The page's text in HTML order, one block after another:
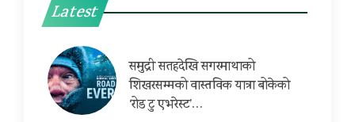
Latest
समुद्री सतहदेखि सगरमाथाको
शिखरसम्मको वास्तविक यात्रा बोकेको
‘रोड टु एभरेस्ट’…